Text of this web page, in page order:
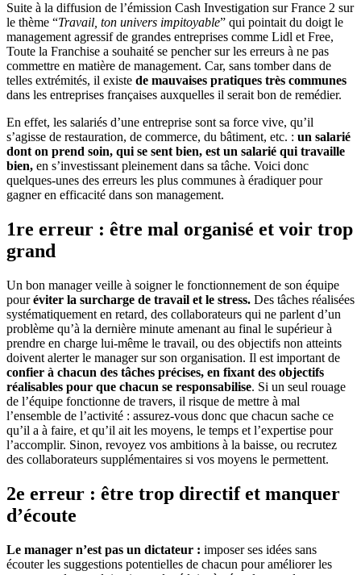
Suite à la diffusion de l’émission Cash Investigation sur France 2 sur
le thème “Travail, ton univers impitoyable” qui pointait du doigt le
management agressif de grandes entreprises comme Lidl et Free,
Toute la Franchise a souhaité se pencher sur les erreurs à ne pas
commettre en matière de management. Car, sans tomber dans de
telles extrémités, il existe de mauvaises pratiques très communes
dans les entreprises françaises auxquelles il serait bon de remédier.
En effet, les salariés d’une entreprise sont sa force vive, qu’il
s’agisse de restauration, de commerce, du bâtiment, etc. : un salarié
dont on prend soin, qui se sent bien, est un salarié qui travaille
bien, en s’investissant pleinement dans sa tâche. Voici donc
quelques-unes des erreurs les plus communes à éradiquer pour
gagner en efficacité dans son management.
1re erreur : être mal organisé et voir trop
grand
Un bon manager veille à soigner le fonctionnement de son équipe
pouréviter la surcharge de travail et le stress. Des tâches réalisées
systématiquement en retard, des collaborateurs qui ne parlent d’un
problème qu’à la dernière minute amenant au final le supérieur à
prendre en charge lui-même le travail, ou des objectifs non atteints
doivent alerter le manager sur son organisation. Il est important de
confier à chacun des tâches précises, en fixant des objectifs
réalisables pour que chacun se responsabilise. Si un seul rouage
de l’équipe fonctionne de travers, il risque de mettre à mal
l’ensemble de l’activité : assurez-vous donc que chacun sache ce
qu’il a à faire, et qu’il ait les moyens, le temps et l’expertise pour
l’accomplir. Sinon, revoyez vos ambitions à la baisse, ou recrutez
des collaborateurs supplémentaires si vos moyens le permettent.
2e erreur : être trop directif et manquer
d’écoute
Le manager n’est pas un dictateur : imposer ses idées sans
écouter les suggestions potentielles de chacun pour améliorer les